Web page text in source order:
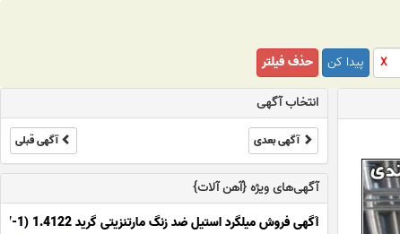
X پیدا کن
حذف فیلتر
انتخاب آگهی
آگهی بعدی آگهی قبلی
آگهی‌های ویژه {آهن آلات}
آگهی فروش میلگرد استیل ضد زنگ مارتنزیتی گرید 1.4122 (X39CrMo17-1)